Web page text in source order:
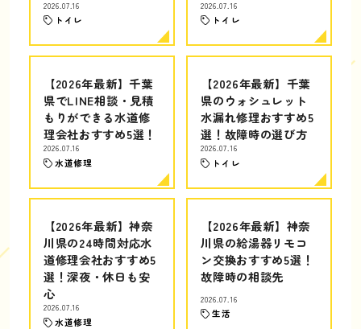
2026.07.16
トイレ
2026.07.16
トイレ
【2026年最新】千葉
県でLINE相談・見積
もりができる水道修
理会社おすすめ5選！
2026.07.16
水道修理
【2026年最新】千葉
県のウォシュレット
水漏れ修理おすすめ5
選！故障時の選び方
2026.07.16
トイレ
【2026年最新】神奈
川県の24時間対応水
道修理会社おすすめ5
選！深夜・休日も安
心
2026.07.16
水道修理
【2026年最新】神奈
川県の給湯器リモコ
ン交換おすすめ5選！
故障時の相談先
2026.07.16
生活